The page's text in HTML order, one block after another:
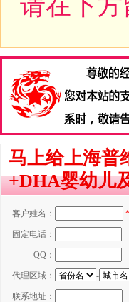
请在下
马上给上海普
+DHA婴幼儿
客户姓名： *
固定电话：
QQ：
代理区域： -
联系地址：